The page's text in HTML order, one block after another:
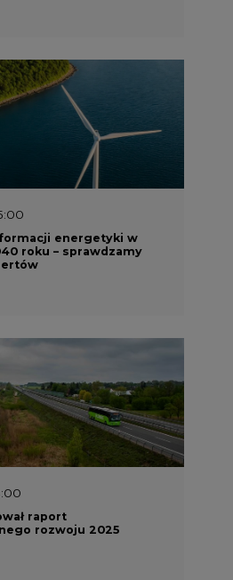
energetyki w
roku – sprawdzamy
raport
rozwoju 2025